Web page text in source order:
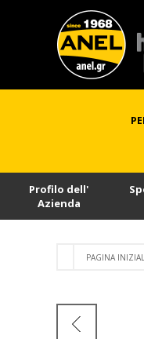
Profilo dell'
Azienda
PAGINA